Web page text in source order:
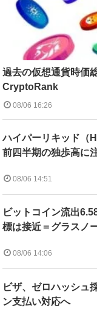
過去の仮想通貨時価
CryptoRank
08/06 16:26
ハイパーリキッド（
前四半期の独歩高に
08/06 14:51
ビットコイン流出
標は接近＝グラスノ
08/06 14:06
ビザ、ゼロハッシュ
ン支払い対応へ